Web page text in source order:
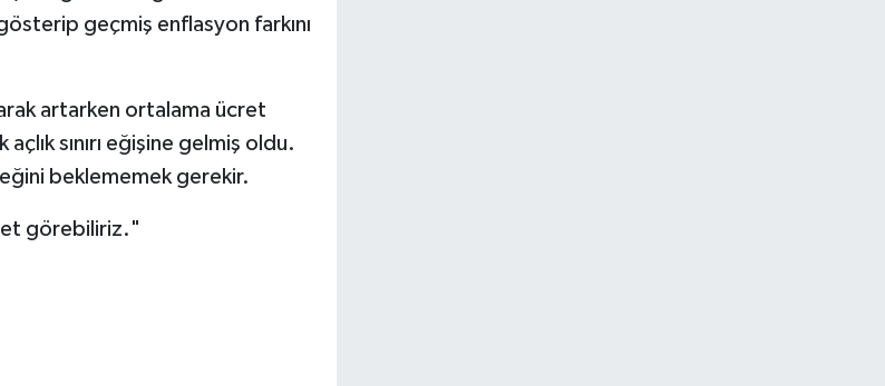
geçmiş enflasyon far­kını
artarken ortalama ücret
sınırı eğişine gelmiş ol­du.
beklememek gerekir.
görebiliriz."